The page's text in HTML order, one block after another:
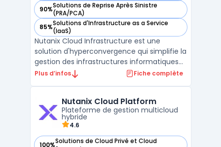
90%Solutions de Reprise Après Sinistre
(PRA/PCA)
— voir Nutanix Cloud Infrastructure dans cette catégorie
85%Solutions d'Infrastructure as a Service
(IaaS)
— voir Nutanix Cloud Infrastructure dans cette catégorie
Nutanix Cloud Infrastructure est une
solution d'hyperconvergence qui simplifie la
gestion des infrastructures informatiques
en intégrant le calcul, le stockage et la
réduire la complexité et les coûts associ ...
Plus d’infos Fiche complète
Nutanix Cloud Platform
Plateforme de gestion multicloud
hybride
4.6
100%Solutions de Cloud Privé et Cloud